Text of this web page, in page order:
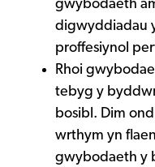
gwybodaeth
digwyddiadau
proffesiynol
Rhoi
tebyg y
bosibl. Dim
wrthym yn
gwybodaeth y